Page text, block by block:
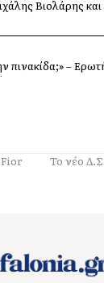
Βιολάρης και
πινακίδα;» –
Σάμης
Fior
Το νέο